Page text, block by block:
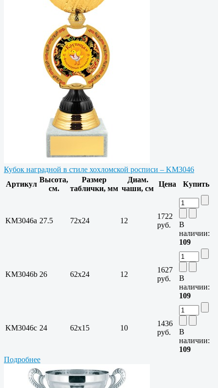
Кубок наградной в стиле хохломской росписи – KM3046
Артикул
Высота,
см.
Размер
таблички, мм
Диам.
чаши, см
Цена Купить
KM3046a 27.5 72х24 12
1722
руб.
В
наличии:
109
KM3046b 26 62х24 12
1627
руб.
В
наличии:
109
KM3046c 24 62х15 10
1436
руб.
В
наличии:
109
Подробнее